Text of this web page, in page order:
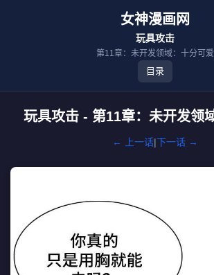
女神漫画网
玩具攻击
第11章：未开发领域：十分可爱
目录
玩具攻击 - 第11章：未开发领
← 上一话|下一话 →